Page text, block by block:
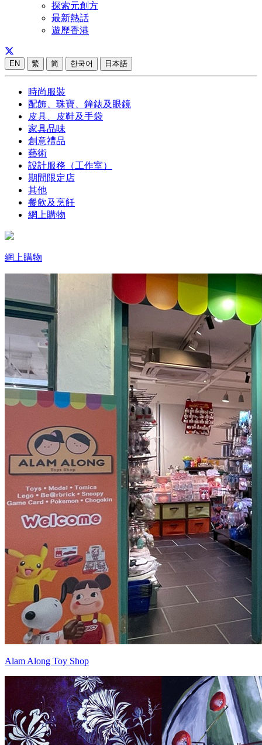
探索元創方
最新熱話
遊歷香港
EN 繁 简 한국어 日本語
時尚服裝
配飾、珠寶、鐘錶及眼鏡
皮具、皮鞋及手袋
家具品味
創意禮品
藝術
設計服務（工作室）
期間限定店
其他
餐飲及烹飪
網上購物
網上購物
Alam Along Toy Shop